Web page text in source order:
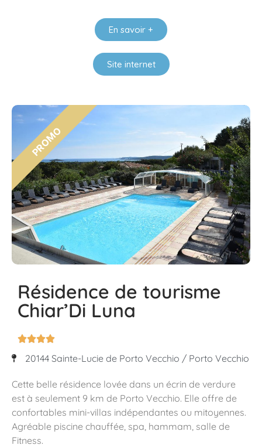
En savoir +
Site internet
Résidence de tourisme
Chiar’Di Luna

20144 Sainte-Lucie de Porto Vecchio / Porto Vecchio
Cette belle résidence lovée dans un écrin de verdure
est à seulement 9 km de Porto Vecchio. Elle offre de
confortables mini-villas indépendantes ou mitoyennes.
Agréable piscine chauffée, spa, hammam, salle de
Fitness.